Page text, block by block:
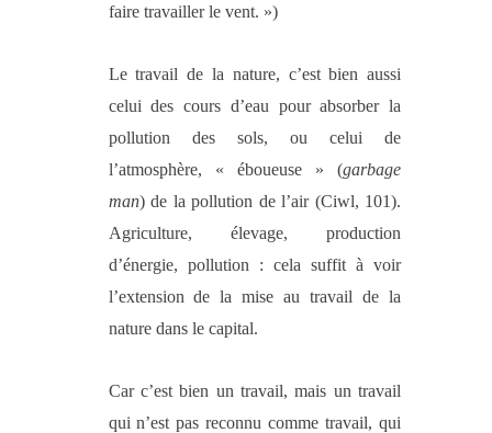
faire travailler le vent. »)
Le travail de la nature, c’est bien aussi
celui des cours d’eau pour absorber la
pollution des sols, ou celui de
l’atmosphère, « éboueuse » (garbage
man) de la pollution de l’air (Ciwl, 101).
Agriculture, élevage, production
d’énergie, pollution : cela suffit à voir
l’extension de la mise au travail de la
nature dans le capital.
Car c’est bien un travail, mais un travail
qui n’est pas reconnu comme travail, qui